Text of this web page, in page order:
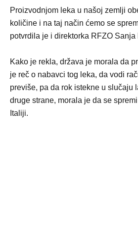
Proizvodnjom leka u našoj zemlji
količine i na taj način ćemo se
potvrdila je i direktorka RFZO
Kako je rekla, država je morala da
je reč o nabavci tog leka, da vodi
previše, pa da rok istekne u slučaju
druge strane, morala je da se
Italiji.